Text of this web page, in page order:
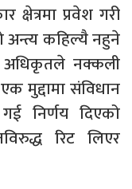
प्रवेश गरी
अन्त्य कहिल्यै नहुने
नक्कली
मुद्दामा संविधान
निर्णय दिएको
रिट लिएर